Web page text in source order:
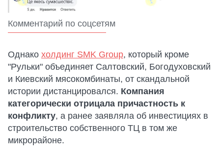
Комментарий по соцсетям
Однако холдинг SMK Group, который кроме
"Рульки" объединяет Салтовский, Богодуховский
и Киевский мясокомбинаты, от скандальной
истории дистанцировался. Компания
категорически отрицала причастность к
конфликту, а ранее заявляла об инвестициях в
строительство собственного ТЦ в том же
микрорайоне.